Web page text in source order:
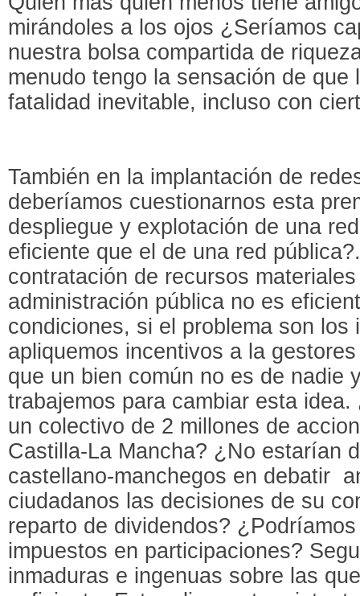
mirándoles a los ojos ¿Seríamos
nuestra bolsa compartida de
menudo tengo la sensación de que
fatalidad inevitable, incluso con
También en la implantación de
deberíamos cuestionarnos esta
despliegue y explotación de una
eficiente que el de una red
contratación de recursos
administración pública no es
condiciones, si el problema son
apliquemos incentivos a la
que un bien común no es de nadie
trabajemos para cambiar esta
un colectivo de 2 millones de
Castilla-La Mancha? ¿No estarían
castellano-manchegos en debatir
ciudadanos las decisiones de su
reparto de dividendos?
impuestos en participaciones?
inmaduras e ingenuas sobre las